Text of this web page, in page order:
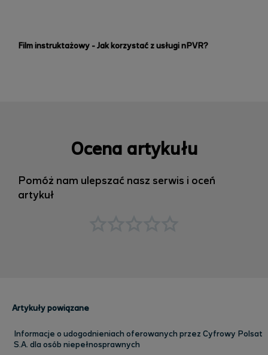
Film instruktażowy - Jak korzystać z usługi nPVR?
Ocena artykułu
Pomóż nam ulepszać nasz serwis i oceń
artykuł
Artykuły powiązane
Informacje o udogodnieniach oferowanych przez Cyfrowy Polsat
S.A. dla osób niepełnosprawnych